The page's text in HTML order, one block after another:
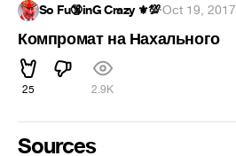
So Fu🔞inG Crazy ⚜️💯·Oct 19, 2017
Компромат на Нахального
25 2.9K
Sources